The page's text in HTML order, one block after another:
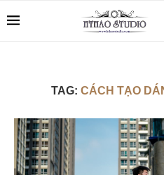
TAG: CÁCH TẠO